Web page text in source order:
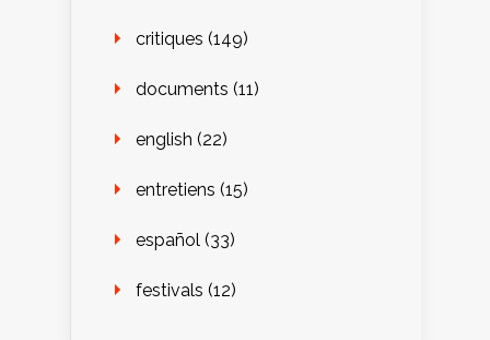
critiques (149)
documents (11)
english (22)
entretiens (15)
español (33)
festivals (12)